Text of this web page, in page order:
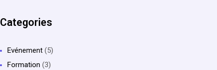
Categories
Evénement (5)
Formation (3)